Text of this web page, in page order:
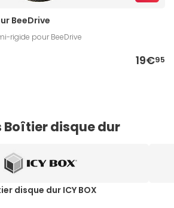
BeeDrive
rigide pour BeeDrive
19€95
Boîtier disque dur
disque dur ICY BOX